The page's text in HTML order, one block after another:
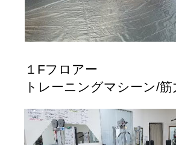
１Fフロアー
トレーニングマシーン/